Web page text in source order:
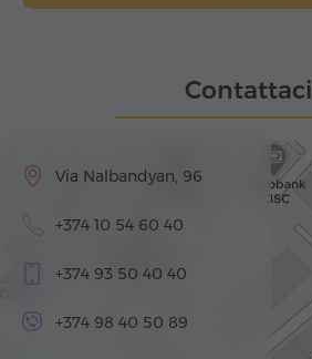
Contattaci
Via Nalbandyan, 96
+374 10 54 60 40
+374 93 50 40 40
+374 98 40 50 89